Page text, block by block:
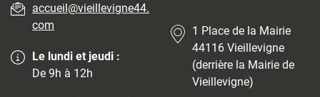
accueil@vieillevigne44.
com
Le lundi et jeudi :
De 9h à 12h
1 Place de la Mairie
44116 Vieillevigne
(derrière la Mairie de
Vieillevigne)